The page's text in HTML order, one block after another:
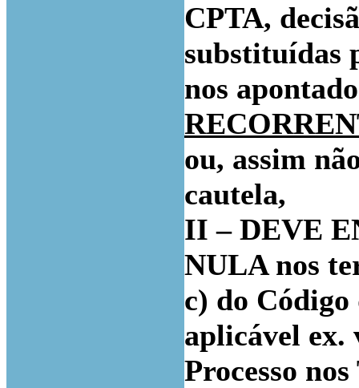
CPTA,
substituídas
nos
ou, assim
cautela,
II – DEVE
NULA nos
c) do
aplicável ex.
Processo